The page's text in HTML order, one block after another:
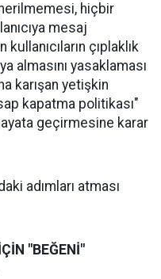
hiçbir
mesaj
çıplaklık
almasını yasaklaması
karışan yetişkin
kapatma politikası"
geçirmesine karar
adımları atması
"BEĞENİ"